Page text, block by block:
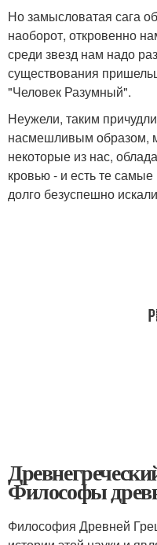
Но замысловатая сага
наоборот, откровенно
среди звезд нам надо
существования
"Человек Разумный".
Неужели, таким
насмешливым образом,
некоторые из нас,
кровью - и есть те
долго безуспешно
Философы
Философия Древней